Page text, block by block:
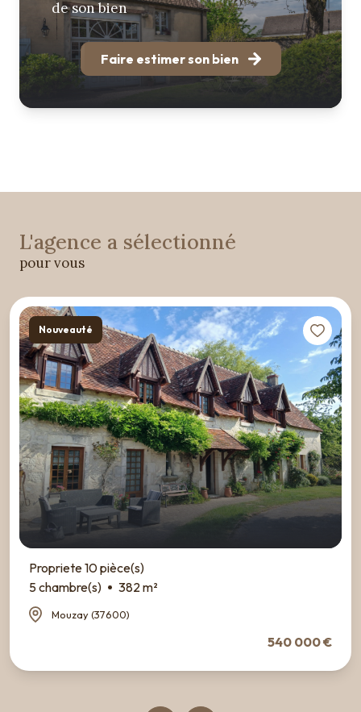
de son bien
Faire estimer son bien
L'agence a sélectionné
pour vous
Nouveauté
Propriete 10 pièce(s)
5 chambre(s)
382 m²
Mouzay (37600)
540 000 €